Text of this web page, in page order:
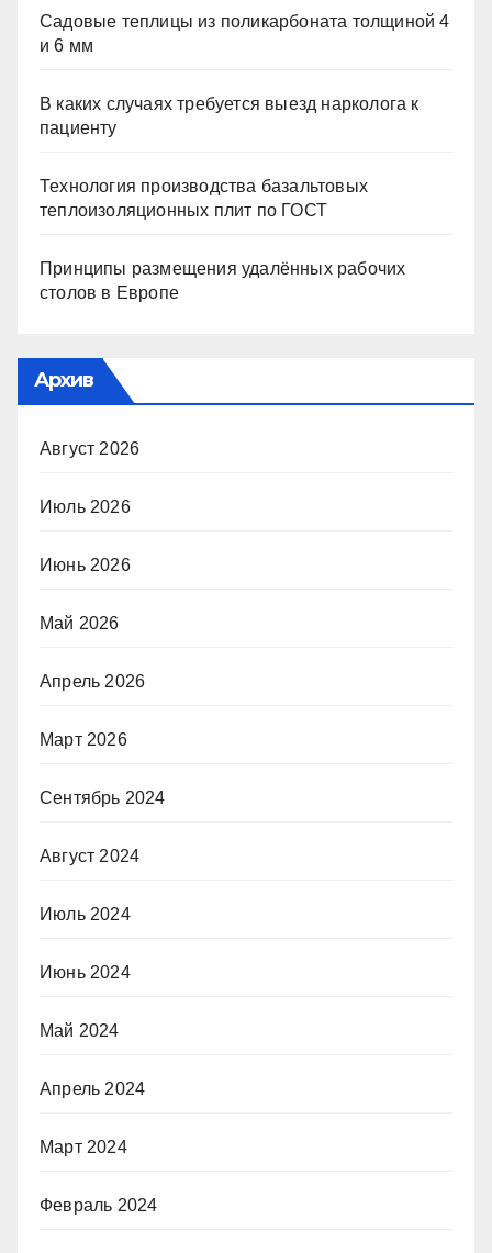
Садовые теплицы из поликарбоната толщиной 4
и 6 мм
В каких случаях требуется выезд нарколога к
пациенту
Технология производства базальтовых
теплоизоляционных плит по ГОСТ
Принципы размещения удалённых рабочих
столов в Европе
Архив
Август 2026
Июль 2026
Июнь 2026
Май 2026
Апрель 2026
Март 2026
Сентябрь 2024
Август 2024
Июль 2024
Июнь 2024
Май 2024
Апрель 2024
Март 2024
Февраль 2024